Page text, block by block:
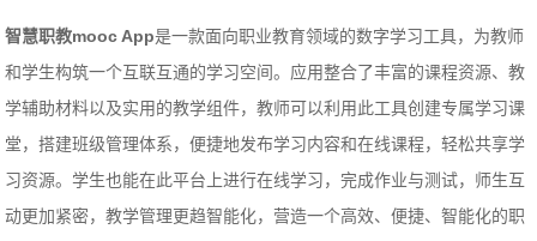
智慧职教mooc App是一款面向职业教育领域的数字学习工具，为教师
和学生构筑一个互联互通的学习空间。应用整合了丰富的课程资源、教
学辅助材料以及实用的教学组件，教师可以利用此工具创建专属学习课
堂，搭建班级管理体系，便捷地发布学习内容和在线课程，轻松共享学
习资源。学生也能在此平台上进行在线学习，完成作业与测试，师生互
动更加紧密，教学管理更趋智能化，营造一个高效、便捷、智能化的职